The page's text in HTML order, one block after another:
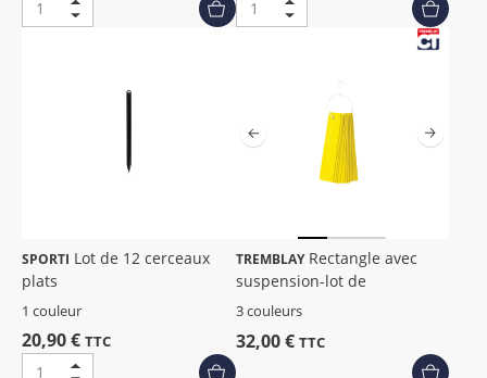
SPORTI
plats
1 couleur
20,90 € TTC
TREMBLAYRectangle avec
suspension-lot de
3 couleurs
32,00 € TTC